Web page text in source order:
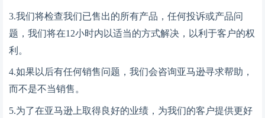
3.我们将检查我们已售出的所有产品，任何投诉或产品问
题，我们将在12小时内以适当的方式解决，以利于客户的权
利。
4.如果以后有任何销售问题，我们会咨询亚马逊寻求帮助，
而不是不当销售。
5.为了在亚马逊上取得良好的业绩，为我们的客户提供更好